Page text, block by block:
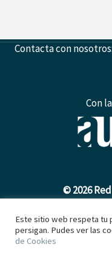
Contacta con nosotros:
Con
© 2026
Este sitio web respeta tu
persigan. Pudes ver las
de Cookies